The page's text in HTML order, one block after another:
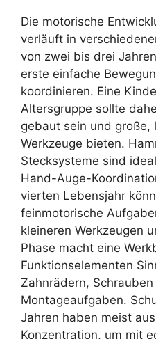
Die motorische
verläuft in
von zwei bis drei
erste einfache
koordinieren. Eine
Altersgruppe sollte
gebaut sein und
Werkzeuge bieten.
Stecksysteme sind
Hand-Auge-
vierten Lebensjahr
feinmotorische
kleineren Werkzeugen
Phase macht eine
Funktionselementen
Zahnrädern,
Montageaufgaben.
Jahren haben meist
Konzentration, um mit